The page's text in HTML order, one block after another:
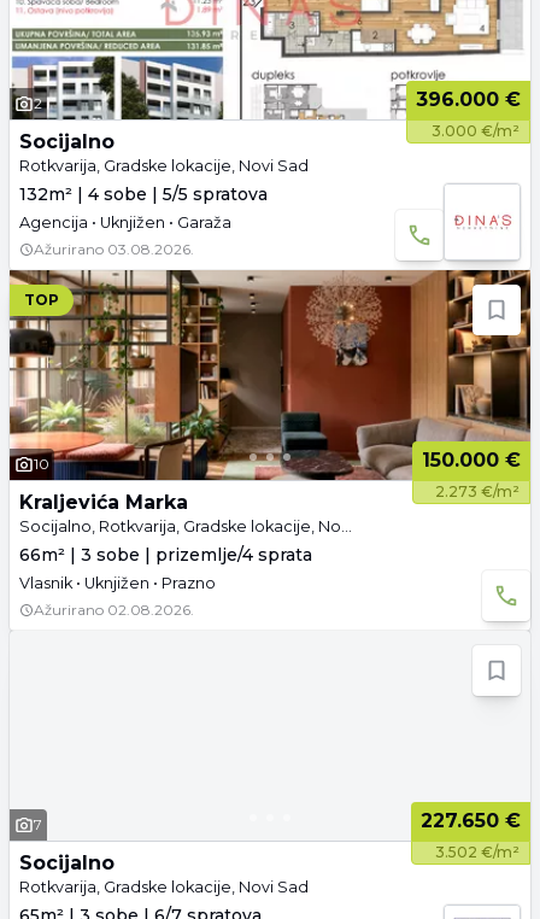
2 396.000 €
3.000 €/m²
Socijalno
Rotkvarija, Gradske lokacije, Novi Sad
132m² | 4 sobe | 5/5 spratova
Agencija • Uknjižen • Garaža
Ažurirano 03.08.2026.
TOP
10 150.000 €
2.273 €/m²
Kraljevića Marka
Socijalno, Rotkvarija, Gradske lokacije, Novi Sad
66m² | 3 sobe | prizemlje/4 sprata
Vlasnik • Uknjižen • Prazno
Ažurirano 02.08.2026.
7 227.650 €
3.502 €/m²
Socijalno
Rotkvarija, Gradske lokacije, Novi Sad